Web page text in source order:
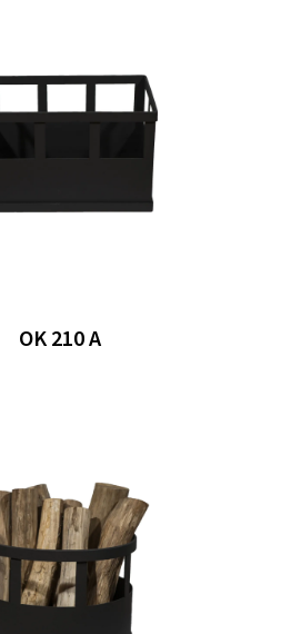
OK 210 A